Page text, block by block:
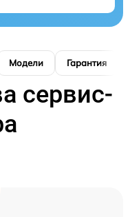
Модели Гарантия
сервис-